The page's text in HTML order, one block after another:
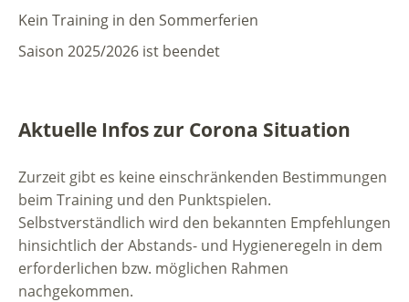
Kein Training in den Sommerferien
Saison 2025/2026 ist beendet
Aktuelle Infos zur Corona Situation
Zurzeit gibt es keine einschränkenden Bestimmungen
beim Training und den Punktspielen.
Selbstverständlich wird den bekannten Empfehlungen
hinsichtlich der Abstands- und Hygieneregeln in dem
erforderlichen bzw. möglichen Rahmen
nachgekommen.